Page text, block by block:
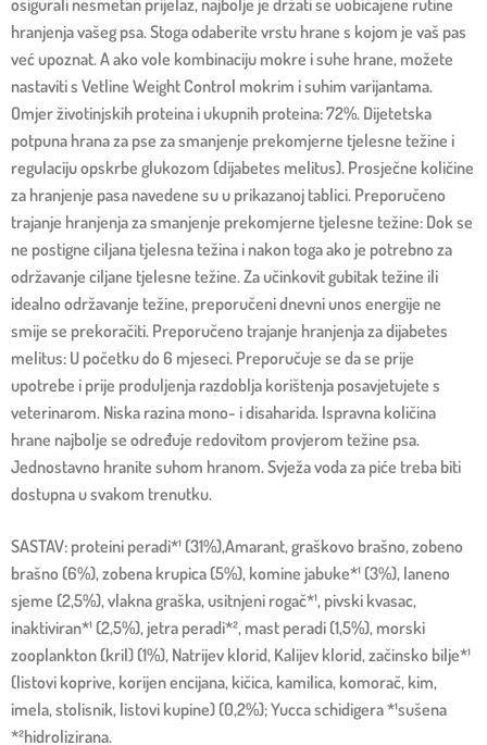
osigurali nesmetan prijelaz, najbolje je držati se uobičajene rutine
hranjenja vašeg psa. Stoga odaberite vrstu hrane s kojom je vaš pas
već upoznat. A ako vole kombinaciju mokre i suhe hrane, možete
nastaviti s Vetline Weight Control mokrim i suhim varijantama.
Omjer životinjskih proteina i ukupnih proteina: 72%. Dijetetska
potpuna hrana za pse za smanjenje prekomjerne tjelesne težine i
regulaciju opskrbe glukozom (dijabetes melitus). Prosječne količine
za hranjenje pasa navedene su u prikazanoj tablici. Preporučeno
trajanje hranjenja za smanjenje prekomjerne tjelesne težine: Dok se
ne postigne ciljana tjelesna težina i nakon toga ako je potrebno za
održavanje ciljane tjelesne težine. Za učinkovit gubitak težine ili
idealno održavanje težine, preporučeni dnevni unos energije ne
smije se prekoračiti. Preporučeno trajanje hranjenja za dijabetes
melitus: U početku do 6 mjeseci. Preporučuje se da se prije
upotrebe i prije produljenja razdoblja korištenja posavjetujete s
veterinarom. Niska razina mono- i disaharida. Ispravna količina
hrane najbolje se određuje redovitom provjerom težine psa.
Jednostavno hranite suhom hranom. Svježa voda za piće treba biti
dostupna u svakom trenutku.
SASTAV: proteini peradi*¹ (31%),Amarant, graškovo brašno, zobeno
brašno (6%), zobena krupica (5%), komine jabuke*¹ (3%), laneno
sjeme (2,5%), vlakna graška, usitnjeni rogač*¹, pivski kvasac,
inaktiviran*¹ (2,5%), jetra peradi*², mast peradi (1,5%), morski
zooplankton (kril) (1%), Natrijev klorid, Kalijev klorid, začinsko bilje*¹
(listovi koprive, korijen encijana, kičica, kamilica, komorač, kim,
imela, stolisnik, listovi kupine) (0,2%); Yucca schidigera *¹sušena
*²hidrolizirana.